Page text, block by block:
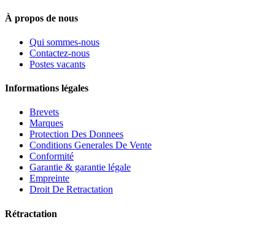
À propos de nous
Qui sommes-nous
Contactez-nous
Postes vacants
Informations légales
Brevets
Marques
Protection Des Donnees
Conditions Generales De Vente
Conformité
Garantie & garantie légale
Empreinte
Droit De Retractation
Rétractation